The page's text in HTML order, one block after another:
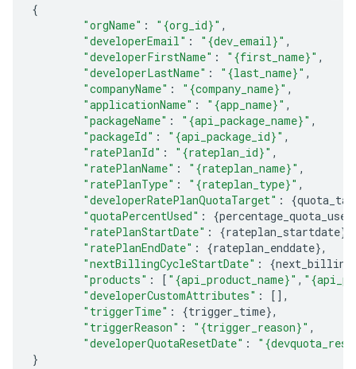
{
"orgName" : "{org_id}" ,
"developerEmail" : "{dev_email}" ,
"developerFirstName" : "{first_name}" ,
"developerLastName" : "{last_name}" ,
"companyName" : "{company_name}" ,
"applicationName" : "{app_name}" ,
"packageName" : "{api_package_name}" ,
"packageId" : "{api_package_id}" ,
"ratePlanId" : "{rateplan_id}" ,
"ratePlanName" : "{rateplan_name}" ,
"ratePlanType" : "{rateplan_type}" ,
"developerRatePlanQuotaTarget" : {
"quotaPercentUsed" : {percentage_quota_used
"ratePlanStartDate" : {rateplan_startdate},
"ratePlanEndDate" : {rateplan_enddate},
"nextBillingCycleStartDate" : {
"products" : [ "{api_product_name}" ,
"developerCustomAttributes" :
[],
"triggerTime" : {trigger_time},
"triggerReason" : "{trigger_reason}" ,
"developerQuotaResetDate" :
}